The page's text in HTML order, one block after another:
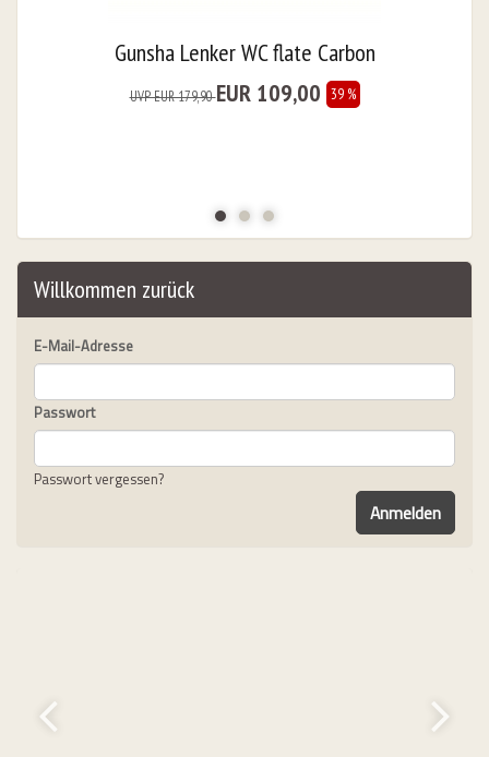
Gunsha Lenker WC flate Carbon
UVP EUR 179,90EUR 109,00 39 %
Willkommen zurück
E-Mail-Adresse
Passwort
Passwort vergessen?